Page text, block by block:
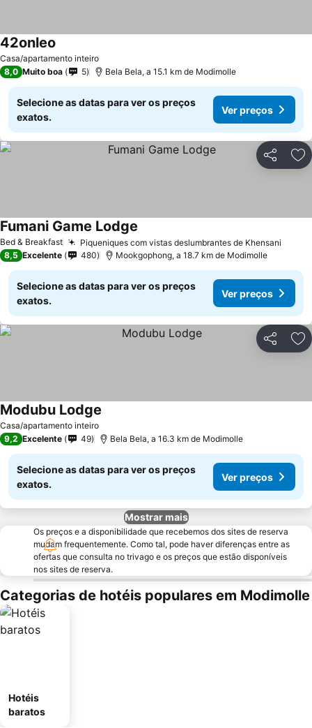
Casa/apartamento inteiro
42onleo
8,0 Muito boa 5 Bela Bela, a 15.1 km de Modimolle
Selecione as datas para ver os preços
exatos.
Ver preços
Partilhar
Bed & Breakfast Piqueniques com vistas deslumbrantes de Khensani
Fumani Game Lodge
8,5 Excelente 480 Mookgophong, a 18.7 km de Modimolle
Selecione as datas para ver os preços
exatos.
Ver preços
Partilhar
Casa/apartamento inteiro
Modubu Lodge
9,2 Excelente 49 Bela Bela, a 16.3 km de Modimolle
Selecione as datas para ver os preços
exatos.
Ver preços
Mostrar mais
Os preços e a disponibilidade que recebemos dos sites de reserva
mudam frequentemente. Como tal, pode haver diferenças entre as
ofertas que consulta no trivago e os preços que estão disponíveis
nos sites de reserva.
Categorias de hotéis populares em Modimolle
Hotéis
baratos